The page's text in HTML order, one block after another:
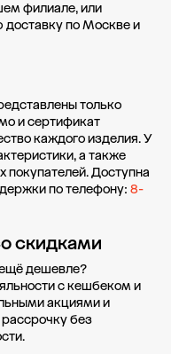
филиале, или
по Москве и
только
и сертификат
каждого изделия. У
а также
покупателей. Доступна
по телефону: 8-
скидками
дешевле?
с кешбеком и
акциями и
без